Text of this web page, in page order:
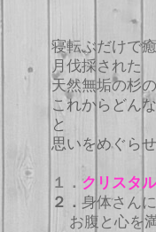
寝転ぶだけで
月伐採された
天然無垢の杉
これからどん
と
思いをめぐら
１． クリスタ
２． 身体さん
お腹と心を